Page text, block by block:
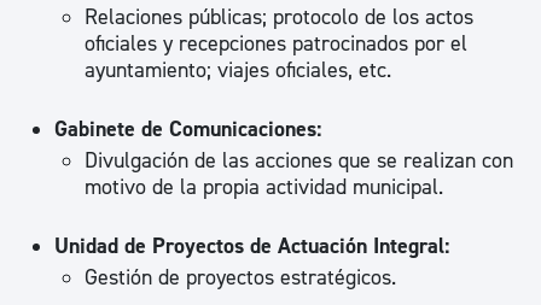
Relaciones públicas; protocolo de los actos
oficiales y recepciones patrocinados por el
ayuntamiento; viajes oficiales, etc.
Gabinete de Comunicaciones:
Divulgación de las acciones que se realizan con
motivo de la propia actividad municipal.
Unidad de Proyectos de Actuación Integral:
Gestión de proyectos estratégicos.